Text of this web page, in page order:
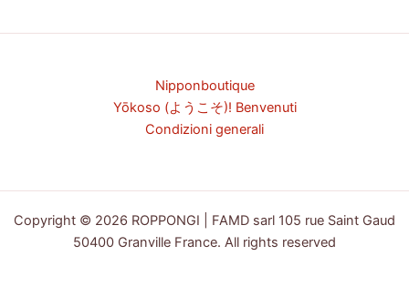
Nipponboutique
Yōkoso (ようこそ)! Benvenuti
Condizioni generali
Copyright © 2026 ROPPONGI | FAMD sarl 105 rue Saint Gaud
50400 Granville France. All rights reserved